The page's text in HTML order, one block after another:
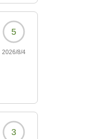
5
2026/8/4
3